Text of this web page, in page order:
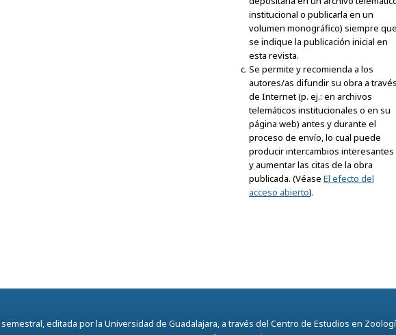
institucional o publicarla en un
volumen monográfico) siempre
se indique la publicación inicial en
esta revista.
Se permite y recomienda a los
autores/as difundir su obra a
de Internet (p. ej.: en archivos
telemáticos institucionales o en su
página web) antes y durante el
proceso de envío, lo cual puede
producir intercambios interesantes
y aumentar las citas de la obra
publicada. (Véase El efecto del
acceso abierto).
editada por la Universidad de Guadalajara, a través del Centro de Estudios en